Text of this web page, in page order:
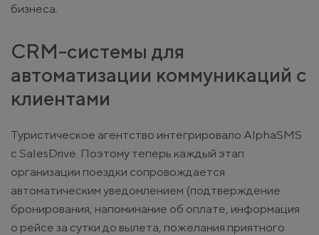
бизнеса.
CRM-системы для
автоматизации коммуникаций с
клиентами
Туристическое агентство интегрировало AlphaSMS
с SalesDrive. Поэтому теперь каждый этап
организации поездки сопровождается
автоматическим уведомлением (подтверждение
бронирования, напоминание об оплате, информация
о рейсе за сутки до вылета, пожелания приятного